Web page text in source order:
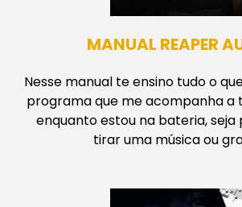
MANUAL REAPER
Nesse manual te ensino tudo o
programa que me acompanha a
enquanto estou na bateria, seja
tirar uma música ou